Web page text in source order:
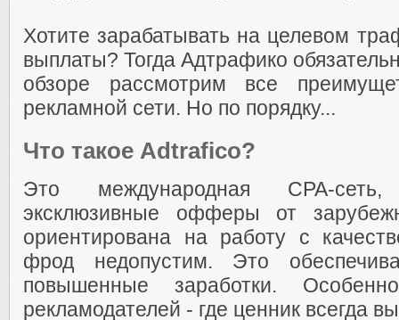
Хотите зарабатывать на целевом
выплаты? Тогда Адтрафико
обзоре рассмотрим все
рекламной сети. Но по порядку...
Что такое Adtrafico?
Это международная CPA-сеть,
эксклюзивные офферы от
ориентирована на работу с
фрод недопустим. Это
повышенные заработки.
рекламодателей - где ценник всегда